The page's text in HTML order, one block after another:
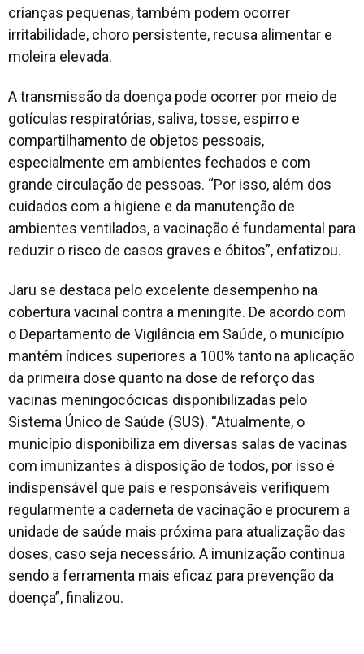
crianças pequenas, também podem ocorrer
irritabilidade, choro persistente, recusa alimentar e
moleira elevada.
A transmissão da doença pode ocorrer por meio de
gotículas respiratórias, saliva, tosse, espirro e
compartilhamento de objetos pessoais,
especialmente em ambientes fechados e com
grande circulação de pessoas. “Por isso, além dos
cuidados com a higiene e da manutenção de
ambientes ventilados, a vacinação é fundamental para
reduzir o risco de casos graves e óbitos”, enfatizou.
Jaru se destaca pelo excelente desempenho na
cobertura vacinal contra a meningite. De acordo com
o Departamento de Vigilância em Saúde, o município
mantém índices superiores a 100% tanto na aplicação
da primeira dose quanto na dose de reforço das
vacinas meningocócicas disponibilizadas pelo
Sistema Único de Saúde (SUS). “Atualmente, o
município disponibiliza em diversas salas de vacinas
com imunizantes à disposição de todos, por isso é
indispensável que pais e responsáveis verifiquem
regularmente a caderneta de vacinação e procurem a
unidade de saúde mais próxima para atualização das
doses, caso seja necessário. A imunização continua
sendo a ferramenta mais eficaz para prevenção da
doença”, finalizou.